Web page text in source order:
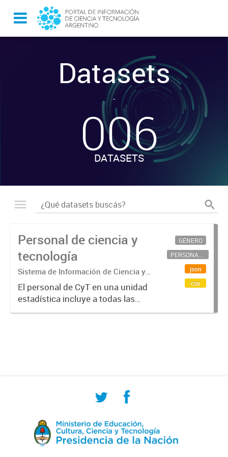
Datasets
-
006
DATASETS
Personal de ciencia y
tecnología
Sistema de Información de Ciencia y
Tecnología Argentino (SICYTAR)
El personal de CyT en una unidad
estadística incluye a todas las
personas involucradas
GÉNERO
PERSONAL CIENTÍFICO-TECNOLÓGICO
json
csv